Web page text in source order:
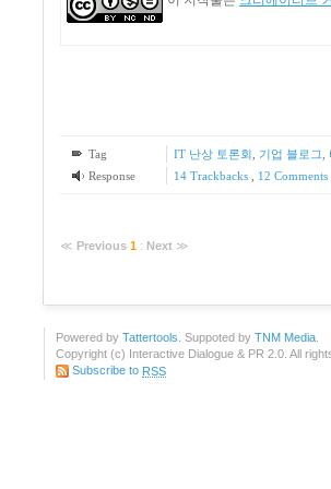
Tag IT 난상 토론회 기업 블로그
Response
14Trackbacks 12 Comments
≪ Previous 1 : Next ≫
Powered by Tattertools . Suppoted by TNM Media
Copyright (c) Interactive Dialogue & PR 2.0. All
Subscribe to RSS